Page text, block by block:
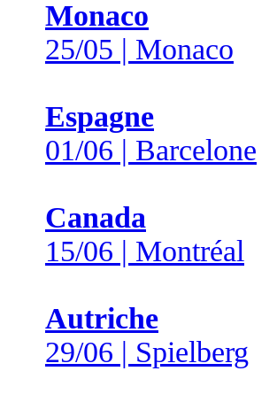
Monaco
25/05 | Monaco
Espagne
01/06 | Barcelone
Canada
15/06 | Montréal
Autriche
29/06 | Spielberg